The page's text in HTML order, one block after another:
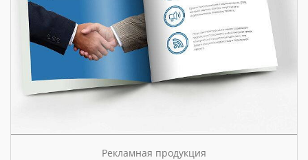
Рекламная продукция